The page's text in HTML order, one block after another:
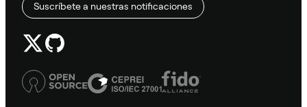
Suscríbete a nuestras notificaciones